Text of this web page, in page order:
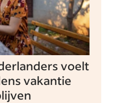
voelt
vakantie